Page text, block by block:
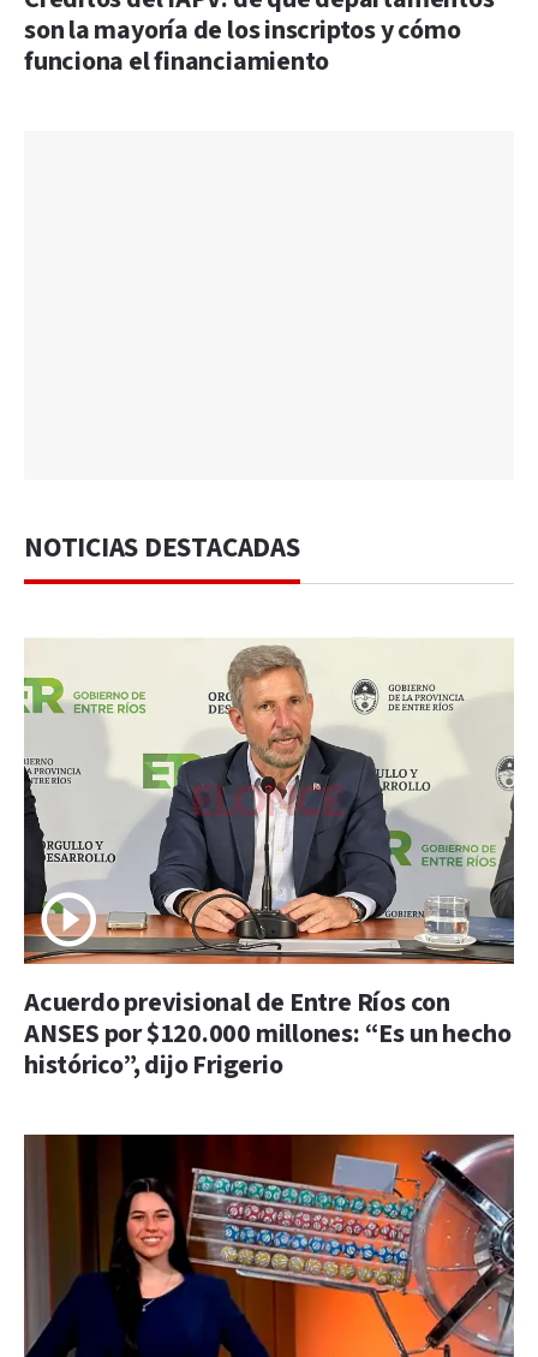
son la mayoría de los inscriptos y cómo
funciona el financiamiento
NOTICIAS DESTACADAS
Acuerdo previsional de Entre Ríos con
ANSES por $120.000 millones: “Es un hecho
histórico”, dijo Frigerio